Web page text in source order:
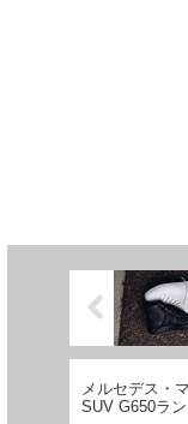
メルセデス・
SUV G650ラ